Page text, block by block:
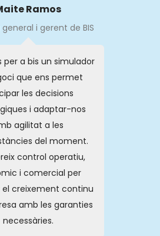
Ramos
i gerent de BIS
per a bis un simulador
que ens permet
les decisions
i adaptar-nos
agilitat a les
del moment.
control operatiu,
i comercial per
creixement continu
amb les garanties
necessàries.